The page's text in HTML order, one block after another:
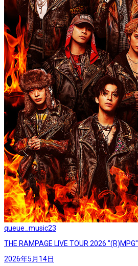
queue_music23
THE RAMPAGE LIVE TOUR 2026 "(R)MPG"
2026年5月14日